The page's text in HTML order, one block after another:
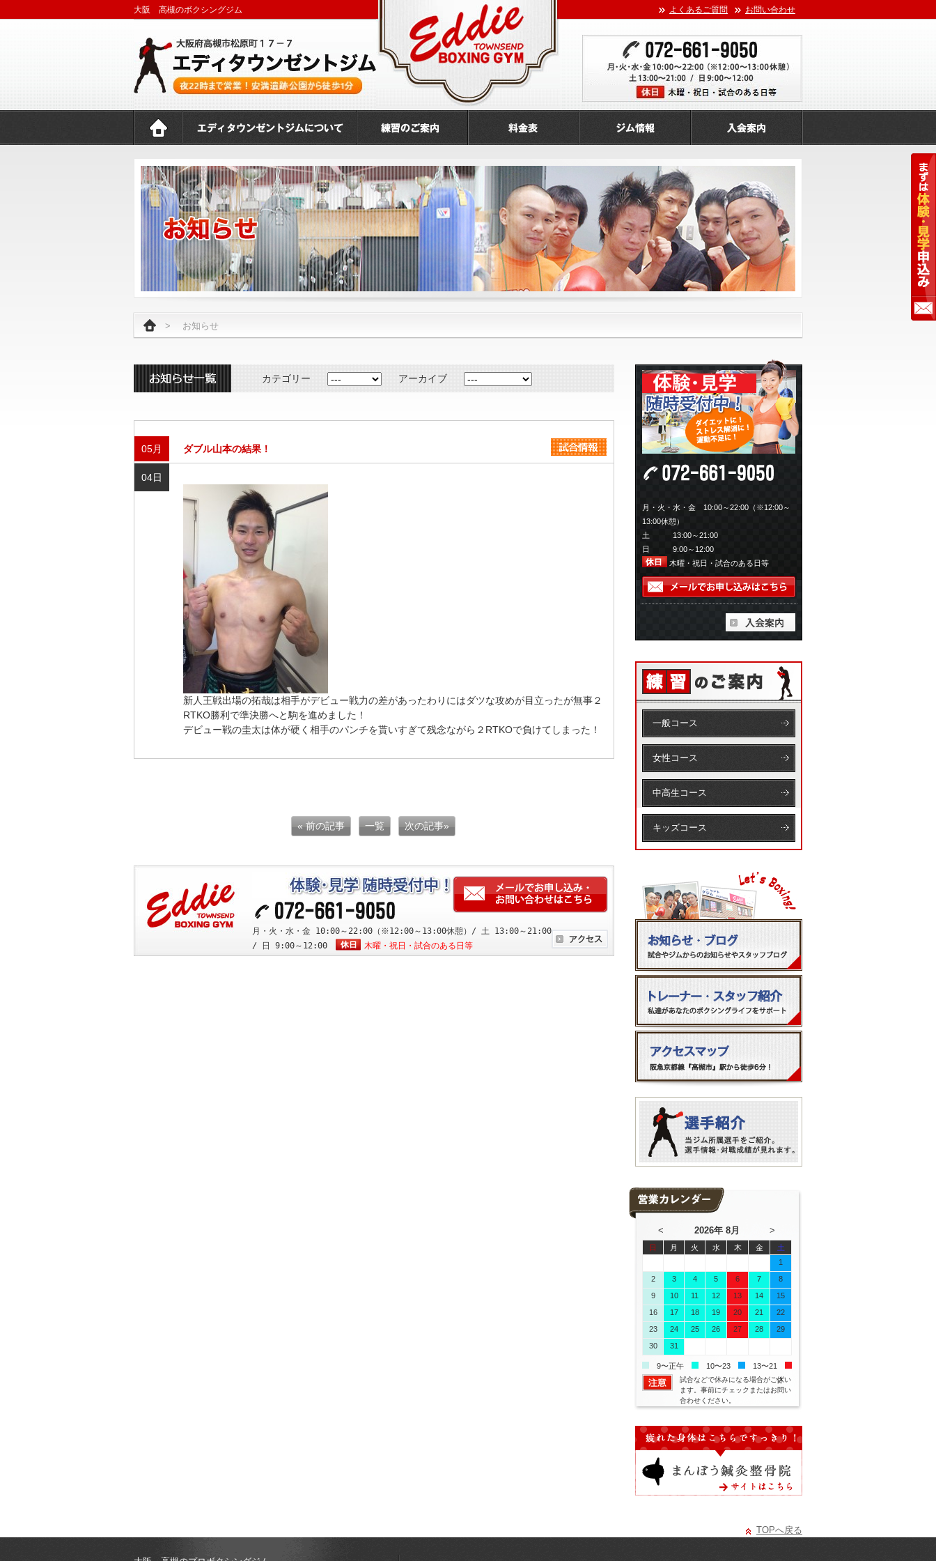
大阪 高槻のボクシングジム よくあるご質問 お問い合わせ
> お知らせ
カテゴリー アーカイブ
05月 ダブル山本の結果！
04日
新人王戦出場の拓哉は相手がデビュー戦力の差があったわりにはダツな攻めが目立ったが無事２
RTKO勝利で準決勝へと駒を進めました！
デビュー戦の圭太は体が硬く相手のパンチを貰いすぎて残念ながら２RTKOで負けてしまった！
« 前の記事 一覧 次の記事»
月・火・水・金 10:00～22:00（※12:00～13:00休憩）/ 土 13:00～21:00
/ 日 9:00～12:00
木曜・祝日・試合のある日等
月・火・水・金 10:00～22:00（※12:00～
13:00休憩）
土 13:00～21:00
日 9:00～12:00
木曜・祝日・試合のある日等
一般コース
女性コース
中高生コース
キッズコース
< 2026年 8月 >
日 月 火 水 木 金
土
1
2
3 4 5 6 7
8
9
10 11 12 13 14
15
16
17 18 19 20 21
22
23
24 25 26 27 28
29
30
31
9〜正午 10〜23
13〜21
休
試合などで休みになる場合がござい
ます。事前にチェックまたはお問い
合わせください。
TOPへ戻る